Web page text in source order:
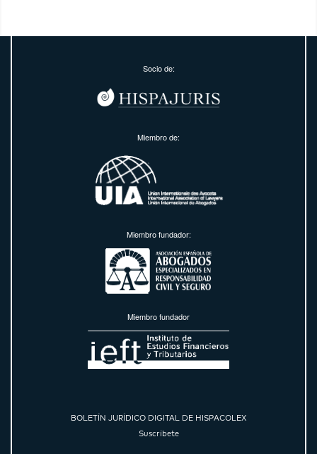
Socio de:
Miembro de:
Miembro fundador:
Miembro fundador
BOLETÍN JURÍDICO DIGITAL DE HISPACOLEX
Suscríbete